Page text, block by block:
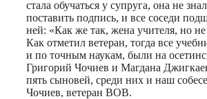
стала обучаться у супруга, она не
поставить подпись, и все соседи
ней: «Как же так, жена учителя, но не
Как отметил ветеран, тогда все
и по точным наукам, были на
Григорий Чочиев и Магдана
пять сыновей, среди них и наш
Чочиев, ветеран ВОВ.